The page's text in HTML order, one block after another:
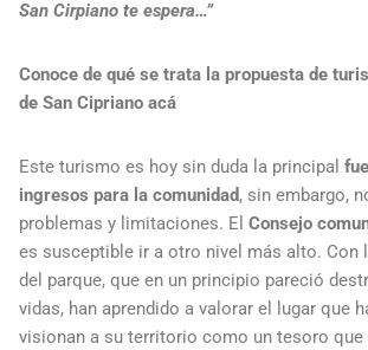
San Cirpiano te espera…”
Conoce de qué se trata la propuesta de
de San Cipriano acá
Este turismo es hoy sin duda la principal
ingresos para la comunidad, sin embargo,
problemas y limitaciones. El Consejo
es susceptible ir a otro nivel más alto. Con
del parque, que en un principio pareció
vidas, han aprendido a valorar el lugar que
visionan a su territorio como un tesoro que